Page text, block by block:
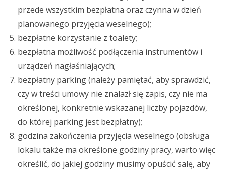
przede wszystkim bezpłatna oraz czynna w dzień
planowanego przyjęcia weselnego);
bezpłatne korzystanie z toalety;
bezpłatna możliwość podłączenia instrumentów i
urządzeń nagłaśniających;
bezpłatny parking (należy pamiętać, aby sprawdzić,
czy w treści umowy nie znalazł się zapis, czy nie ma
określonej, konkretnie wskazanej liczby pojazdów,
do której parking jest bezpłatny);
godzina zakończenia przyjęcia weselnego (obsługa
lokalu także ma określone godziny pracy, warto więc
określić, do jakiej godziny musimy opuścić salę, aby